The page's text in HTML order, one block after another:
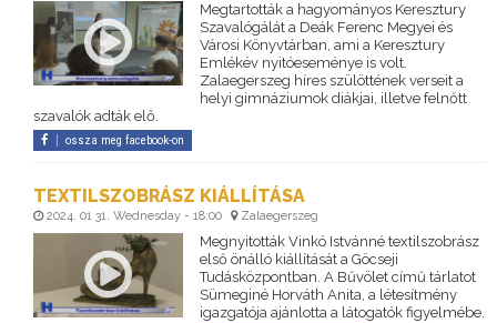
Megtartották a hagyományos Keresztury
Szavalógálát a Deák Ferenc Megyei és
Városi Könyvtárban, ami a Keresztury
Emlékév nyitóeseménye is volt.
Zalaegerszeg híres szülöttének verseit a
helyi gimnáziumok diákjai, illetve felnőtt
szavalók adták elő.
ossza meg facebook-on
TEXTILSZOBRÁSZ KIÁLLÍTÁSA
2024. 01 31. Wednesday - 18:00 Zalaegerszeg
Megnyitották Vinkó Istvánné textilszobrász
első önálló kiállítását a Göcseji
Tudásközpontban. A Bűvölet című tárlatot
Sümeginé Horváth Anita, a létesítmény
igazgatója ajánlotta a látogatók figyelmébe.